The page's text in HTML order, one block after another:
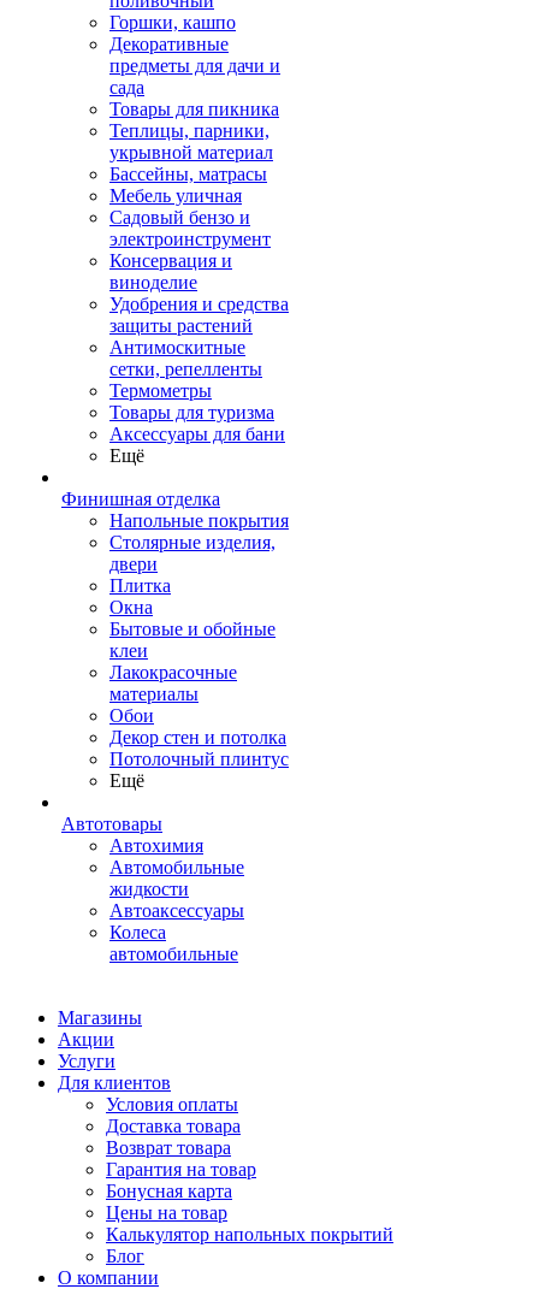
Горшки, кашпо
Декоративные
предметы для дачи и
сада
Товары для пикника
Теплицы, парники,
укрывной материал
Бассейны, матрасы
Мебель уличная
Садовый бензо и
электроинструмент
Консервация и
виноделие
Удобрения и средства
защиты растений
Антимоскитные
сетки, репелленты
Термометры
Товары для туризма
Аксессуары для бани
Ещё
Финишная отделка
Напольные покрытия
Столярные изделия,
двери
Плитка
Окна
Бытовые и обойные
клеи
Лакокрасочные
материалы
Обои
Декор стен и потолка
Потолочный плинтус
Ещё
Автотовары
Автохимия
Автомобильные
жидкости
Автоаксессуары
Колеса
автомобильные
Магазины
Акции
Услуги
Для клиентов
Условия оплаты
Доставка товара
Возврат товара
Гарантия на товар
Бонусная карта
Цены на товар
Калькулятор напольных покрытий
Блог
О компании